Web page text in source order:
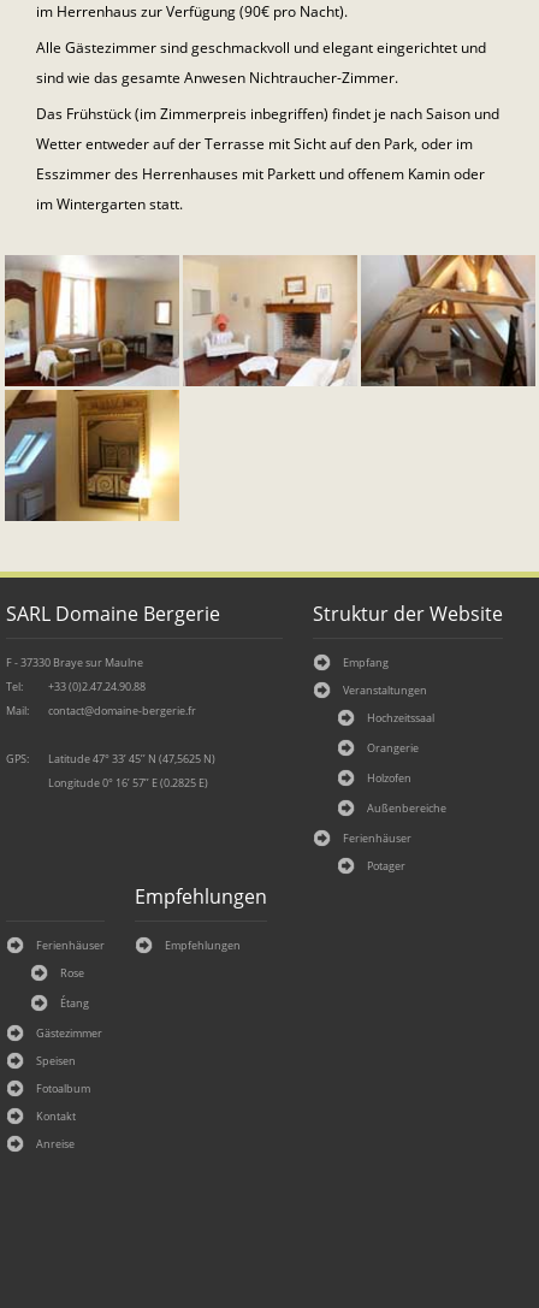
im Herrenhaus zur Verfügung (90€ pro Nacht).
Alle Gästezimmer sind geschmackvoll und elegant eingerichtet und
sind wie das gesamte Anwesen Nichtraucher-Zimmer.
Das Frühstück (im Zimmerpreis inbegriffen) findet je nach Saison und
Wetter entweder auf der Terrasse mit Sicht auf den Park, oder im
Esszimmer des Herrenhauses mit Parkett und offenem Kamin oder
im Wintergarten statt.
SARL Domaine Bergerie
F - 37330 Braye sur Maulne
Tel:
+33 (0)2.47.24.90.88
Mail:
contact@domaine-bergerie.fr
GPS:
Latitude 47° 33’ 45’’ N (47,5625 N)
Longitude 0° 16’ 57’’ E (0.2825 E)
Struktur der Website
Empfang
Veranstaltungen
Hochzeitssaal
Orangerie
Holzofen
Außenbereiche
Ferienhäuser
Potager
Ferienhäuser
Rose
Étang
Gästezimmer
Speisen
Fotoalbum
Kontakt
Anreise
Empfehlungen
Empfehlungen